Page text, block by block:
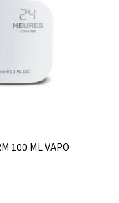
100 ML VAPO